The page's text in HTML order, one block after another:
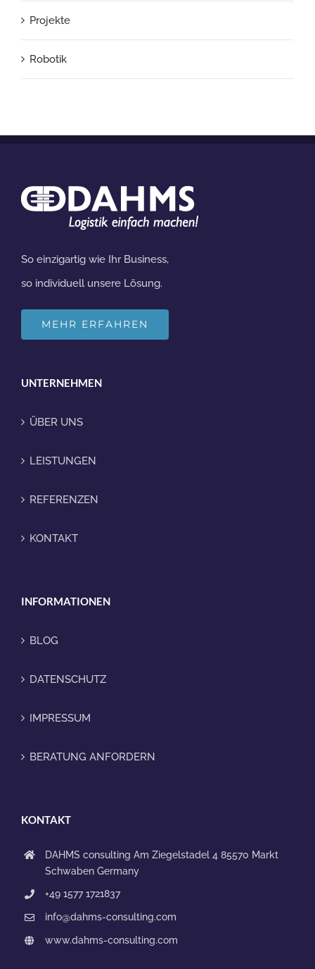
Projekte
Robotik
So einzigartig wie Ihr Business,
so individuell unsere Lösung.
MEHR ERFAHREN
UNTERNEHMEN
ÜBER UNS
LEISTUNGEN
REFERENZEN
KONTAKT
INFORMATIONEN
BLOG
DATENSCHUTZ
IMPRESSUM
BERATUNG ANFORDERN
KONTAKT
DAHMS consulting Am Ziegelstadel 4 85570 Markt
Schwaben Germany
+49 1577 1721837
info@dahms-consulting.com
www.dahms-consulting.com